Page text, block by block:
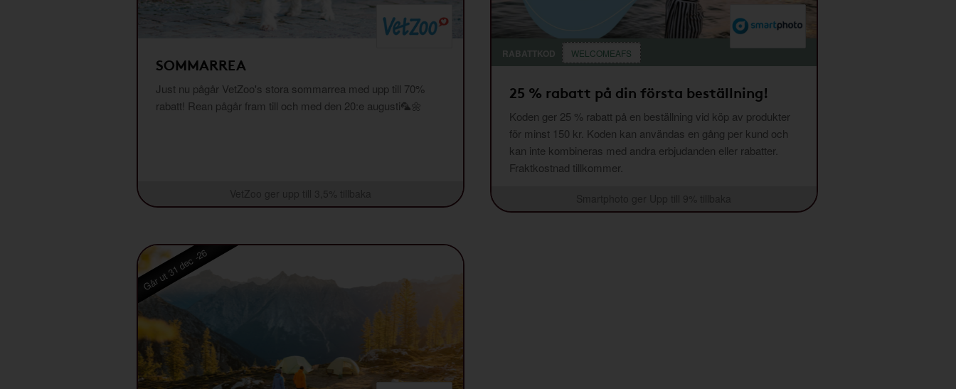
SOMMARREA
Just nu pågår VetZoo's stora sommarrea med upp till 70%
rabatt! Rean pågår fram till och med den 20:e augusti🦜🌼
RABATTKOD WELCOMEAFS
25 % rabatt på din första beställning!
Koden ger 25 % rabatt på en beställning vid köp av produkter
för minst 150 kr. Koden kan användas en gång per kund och
kan inte kombineras med andra erbjudanden eller rabatter.
Fraktkostnad tillkommer.
Går ut 31 dec -26